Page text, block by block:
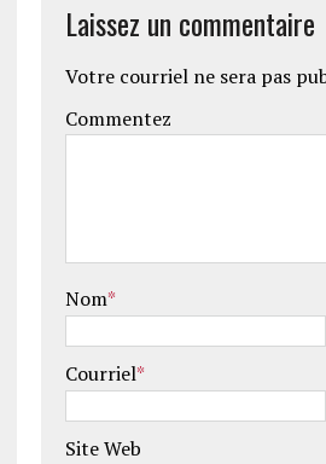
Laissez un commentaire
Votre courriel ne sera pas
Commentez
Nom*
Courriel*
Site Web